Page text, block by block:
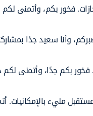
فخور بكم، وأتمنى
وأنا سعيد جدًا
بكم جدًا، وأتمنى لكم
مليء